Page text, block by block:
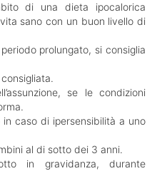
di una dieta ipocalorica
sano con un buon livello di
prolungato, si consiglia
se le condizioni
in caso di ipersensibilità a uno
al di sotto dei 3 anni.
in gravidanza, durante